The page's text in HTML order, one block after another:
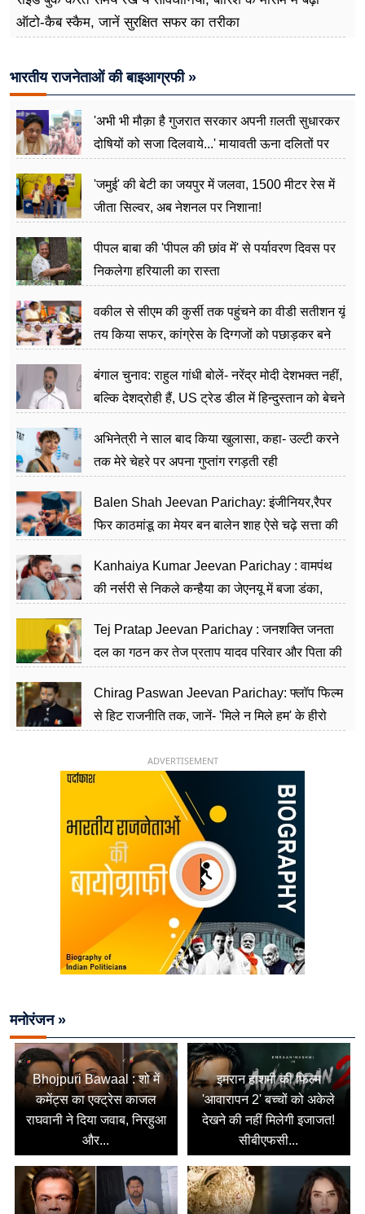
ऑटो-कैब स्कैम, जानें सुरक्षित सफर का तरीका
भारतीय राजनेताओं की बाइआग्रफी »
'अभी भी मौक़ा है गुजरात सरकार अपनी ग़लती सुधारकर
दोषियों को सजा दिलवाये...' मायावती ऊना दलितों पर
'जमुई' की बेटी का जयपुर में जलवा, 1500 मीटर रेस में
जीता सिल्वर, अब नेशनल पर निशाना!
पीपल बाबा की 'पीपल की छांव में' से पर्यावरण दिवस पर
निकलेगा हरियाली का रास्ता
वकील से सीएम की कुर्सी तक पहुंचने का वीडी सतीशन यूं
तय किया सफर, कांग्रेस के दिग्गजों को पछाड़कर बने
बंगाल चुनाव: राहुल गांधी बोलें- नरेंद्र मोदी देशभक्त नहीं,
बल्कि देशद्रोही हैं, US ट्रेड डील में हिन्दुस्तान को बेचने
अभिनेत्री ने साल बाद किया खुलासा, कहा- उल्टी करने
तक मेरे चेहरे पर अपना गुप्तांग रगड़ती रही
Balen Shah Jeevan Parichay: इंजीनियर,रैपर
फिर काठमांडू का मेयर बन बालेन शाह ऐसे चढ़े सत्ता की
Kanhaiya Kumar Jeevan Parichay : वामपंथ
की नर्सरी से निकले कन्हैया का जेएनयू में बजा डंका,
Tej Pratap Jeevan Parichay : जनशक्ति जनता
दल का गठन कर तेज प्रताप यादव परिवार और पिता की
Chirag Paswan Jeevan Parichay: फ्लॉप फिल्म
से हिट राजनीति तक, जानें- 'मिले न मिले हम' के हीरो
ADVERTISEMENT
मनोरंजन »
Bhojpuri Bawaal : शो में
कमेंट्स का एक्ट्रेस काजल
राघवानी ने दिया जवाब, निरहुआ
और...
इमरान हाशमी की फिल्म
'आवारापन 2' बच्चों को अकेले
देखने की नहीं मिलेगी इजाजत!
सीबीएफसी...